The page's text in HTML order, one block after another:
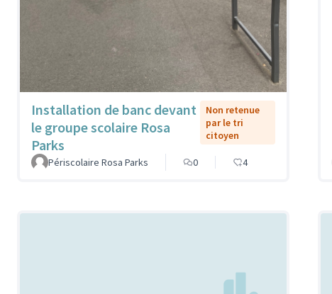
Installation de banc devant
le groupe scolaire Rosa
Parks
Non retenue
par le tri
citoyen
Périscolaire Rosa Parks 0 4